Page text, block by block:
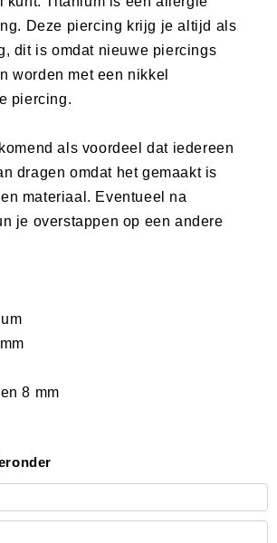
Deze piercing krijg je altijd als
dit is omdat nieuwe piercings
worden met een nikkel
piercing.
als voordeel dat iedereen
dragen omdat het gemaakt is
materiaal. Eventueel na
je overstappen op een andere
8 mm